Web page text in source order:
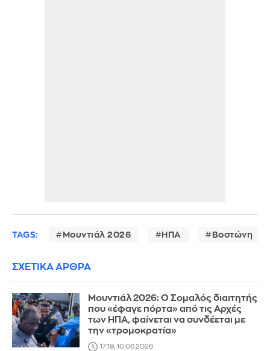
TAGS: Μουντιάλ 2026 ΗΠΑ Βοστώνη
ΣΧΕΤΙΚΑ ΑΡΘΡΑ
Μουντιάλ 2026: Ο Σομαλός διαιτητής
που «έφαγε πόρτα» από τις Αρχές
των ΗΠΑ, φαίνεται να συνδέεται με
την «τρομοκρατία»
17:19, 10.06.2026